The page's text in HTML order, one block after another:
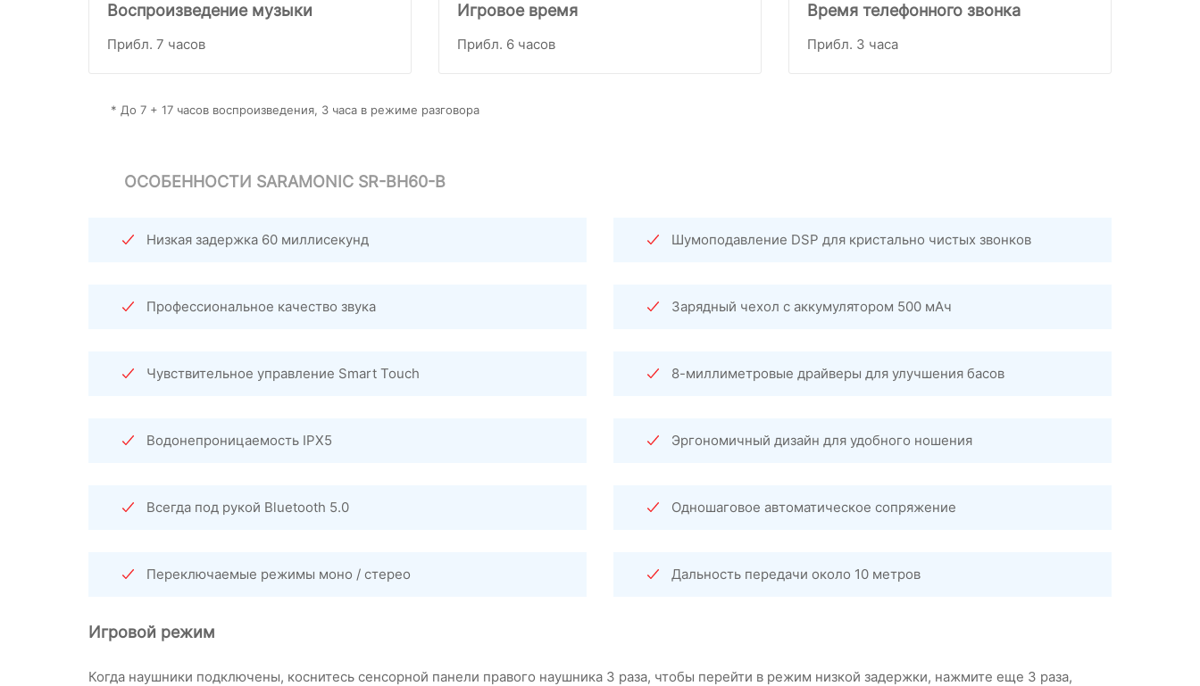
Воспроизведение музыки
Прибл. 7 часов
Игровое время
Прибл. 6 часов
Время телефонного звонка
Прибл. 3 часа
* До 7 + 17 часов воспроизведения, 3 часа в режиме разговора
ОСОБЕННОСТИ SARAMONIC SR-BH60-B
Низкая задержка 60 миллисекунд Шумоподавление DSP для кристально чистых звонков
Профессиональное качество звука Зарядный чехол с аккумулятором 500 мАч
Чувствительное управление Smart Touch 8-миллиметровые драйверы для улучшения басов
Водонепроницаемость IPX5 Эргономичный дизайн для удобного ношения
Всегда под рукой Bluetooth 5.0 Одношаговое автоматическое сопряжение
Переключаемые режимы моно / стерео Дальность передачи около 10 метров
Игровой режим
Когда наушники подключены, коснитесь сенсорной панели правого наушника 3 раза, чтобы перейти в режим низкой задержки, нажмите еще 3 раза,